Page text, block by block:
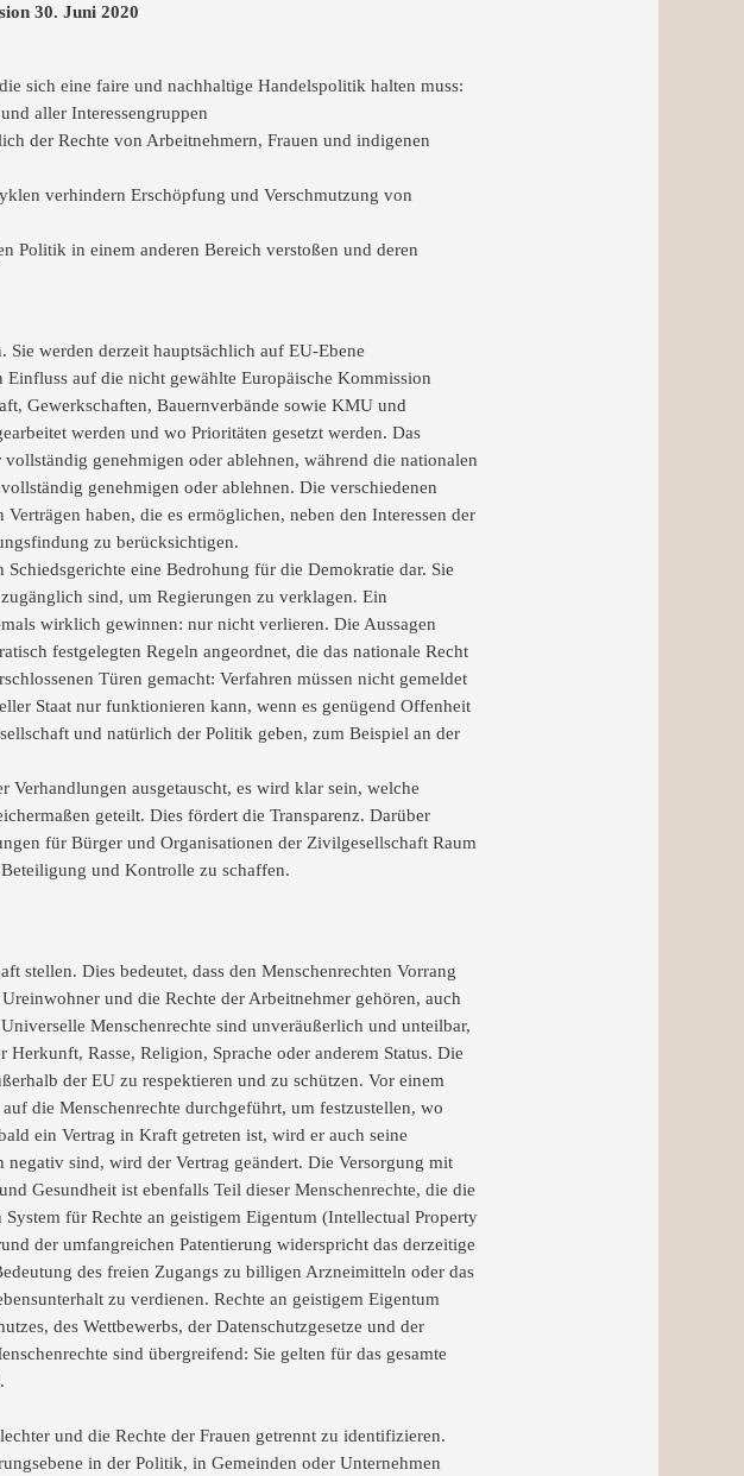
30. Juni 2020
sich eine faire und nachhaltige Handelspolitik halten muss:
aller Interessengruppen
der Rechte von Arbeitnehmern, Frauen und indigenen
verhindern Erschöpfung und Verschmutzung von
Politik in einem anderen Bereich verstoßen und deren
werden derzeit hauptsächlich auf EU-Ebene
auf die nicht gewählte Europäische Kommission
Gewerkschaften, Bauernverbände sowie KMU und
werden und wo Prioritäten gesetzt werden. Das
genehmigen oder ablehnen, während die nationalen
genehmigen oder ablehnen. Die verschiedenen
haben, die es ermöglichen, neben den Interessen der
zu berücksichtigen.
eine Bedrohung für die Demokratie dar. Sie
sind, um Regierungen zu verklagen. Ein
wirklich gewinnen: nur nicht verlieren. Die Aussagen
festgelegten Regeln angeordnet, die das nationale Recht
Türen gemacht: Verfahren müssen nicht gemeldet
Staat nur funktionieren kann, wenn es genügend Offenheit
und natürlich der Politik geben, zum Beispiel an der
ausgetauscht, es wird klar sein, welche
geteilt. Dies fördert die Transparenz. Darüber
für Bürger und Organisationen der Zivilgesellschaft Raum
und Kontrolle zu schaffen.
stellen. Dies bedeutet, dass den Menschenrechten Vorrang
und die Rechte der Arbeitnehmer gehören, auch
Menschenrechte sind unveräußerlich und unteilbar,
Rasse, Religion, Sprache oder anderem Status. Die
der EU zu respektieren und zu schützen. Vor einem
die Menschenrechte durchgeführt, um festzustellen, wo
ein Vertrag in Kraft getreten ist, wird er auch seine
sind, wird der Vertrag geändert. Die Versorgung mit
Gesundheit ist ebenfalls Teil dieser Menschenrechte, die die
für Rechte an geistigem Eigentum (Intellectual Property
der umfangreichen Patentierung widerspricht das derzeitige
des freien Zugangs zu billigen Arzneimitteln oder das
zu verdienen. Rechte an geistigem Eigentum
des Wettbewerbs, der Datenschutzgesetze und der
sind übergreifend: Sie gelten für das gesamte
und die Rechte der Frauen getrennt zu identifizieren.
in der Politik, in Gemeinden oder Unternehmen